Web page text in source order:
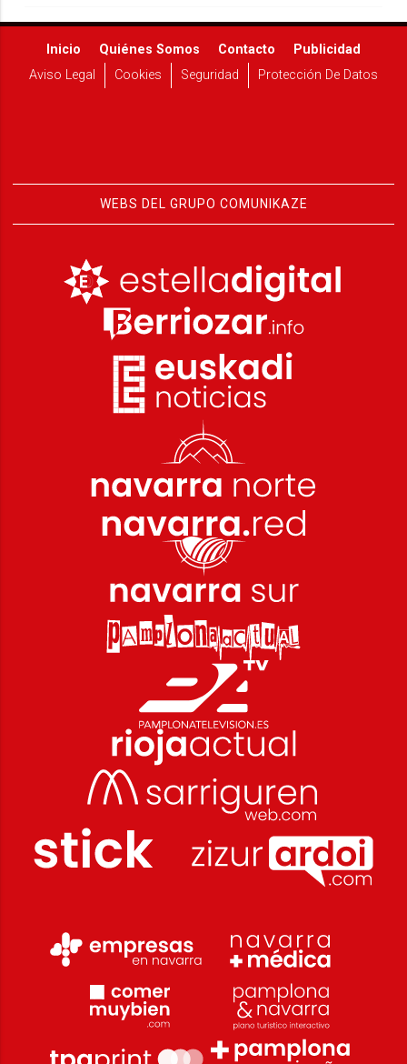
Inicio Quiénes Somos Contacto
Publicidad
Aviso Legal
Cookies Seguridad Protección De Datos
WEBS DEL GRUPO COMUNIKAZE